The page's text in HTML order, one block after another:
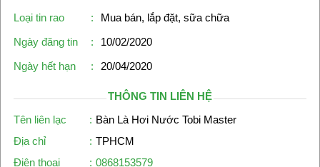
Loại tin rao
:
Mua bán, lắp đặt, sữa chữa
Ngày đăng tin
:
10/02/2020
Ngày hết hạn
: 20/04/2020
THÔNG TIN LIÊN HỆ
Tên liên lạc
: Bàn Là Hơi Nước Tobi Master
Địa chỉ
: TPHCM
Điện thoại
: 0868153579